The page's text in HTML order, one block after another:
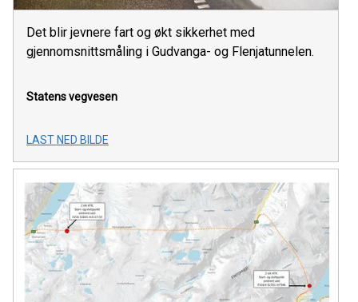
Det blir jevnere fart og økt sikkerhet med
gjennomsnittsmåling i Gudvanga- og Flenjatunnelen.
Statens vegvesen
LAST NED BILDE